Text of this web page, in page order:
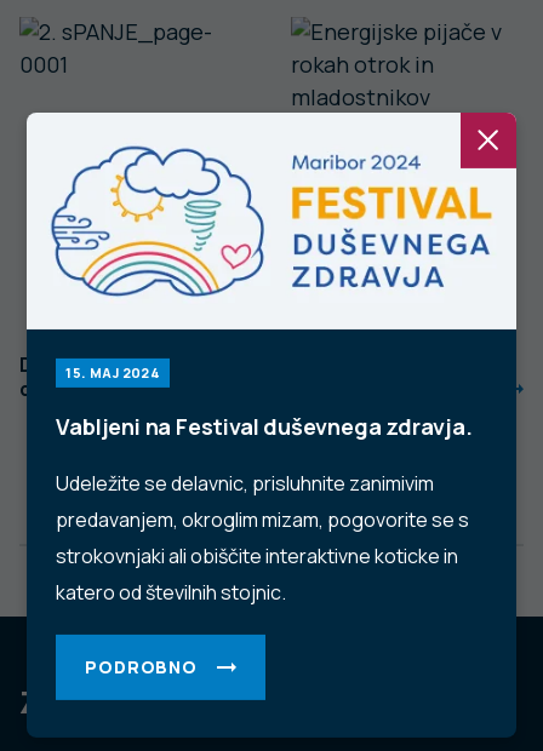
15. MAJ 2024
Vabljeni na Festival duševnega zdravja.
Udeležite se delavnic, prisluhnite zanimivim
predavanjem, okroglim mizam, pogovorite se s
strokovnjaki ali obiščite interaktivne koticke in
katero od številnih stojnic.
PODROBNO
Dobro počutje,
dobro spanje
mladostnikov
Za dobro javno zdravje